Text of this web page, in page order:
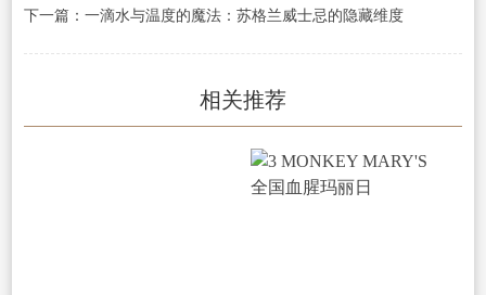
下一篇：一滴水与温度的魔法：苏格兰威士忌的隐藏维度
相关推荐